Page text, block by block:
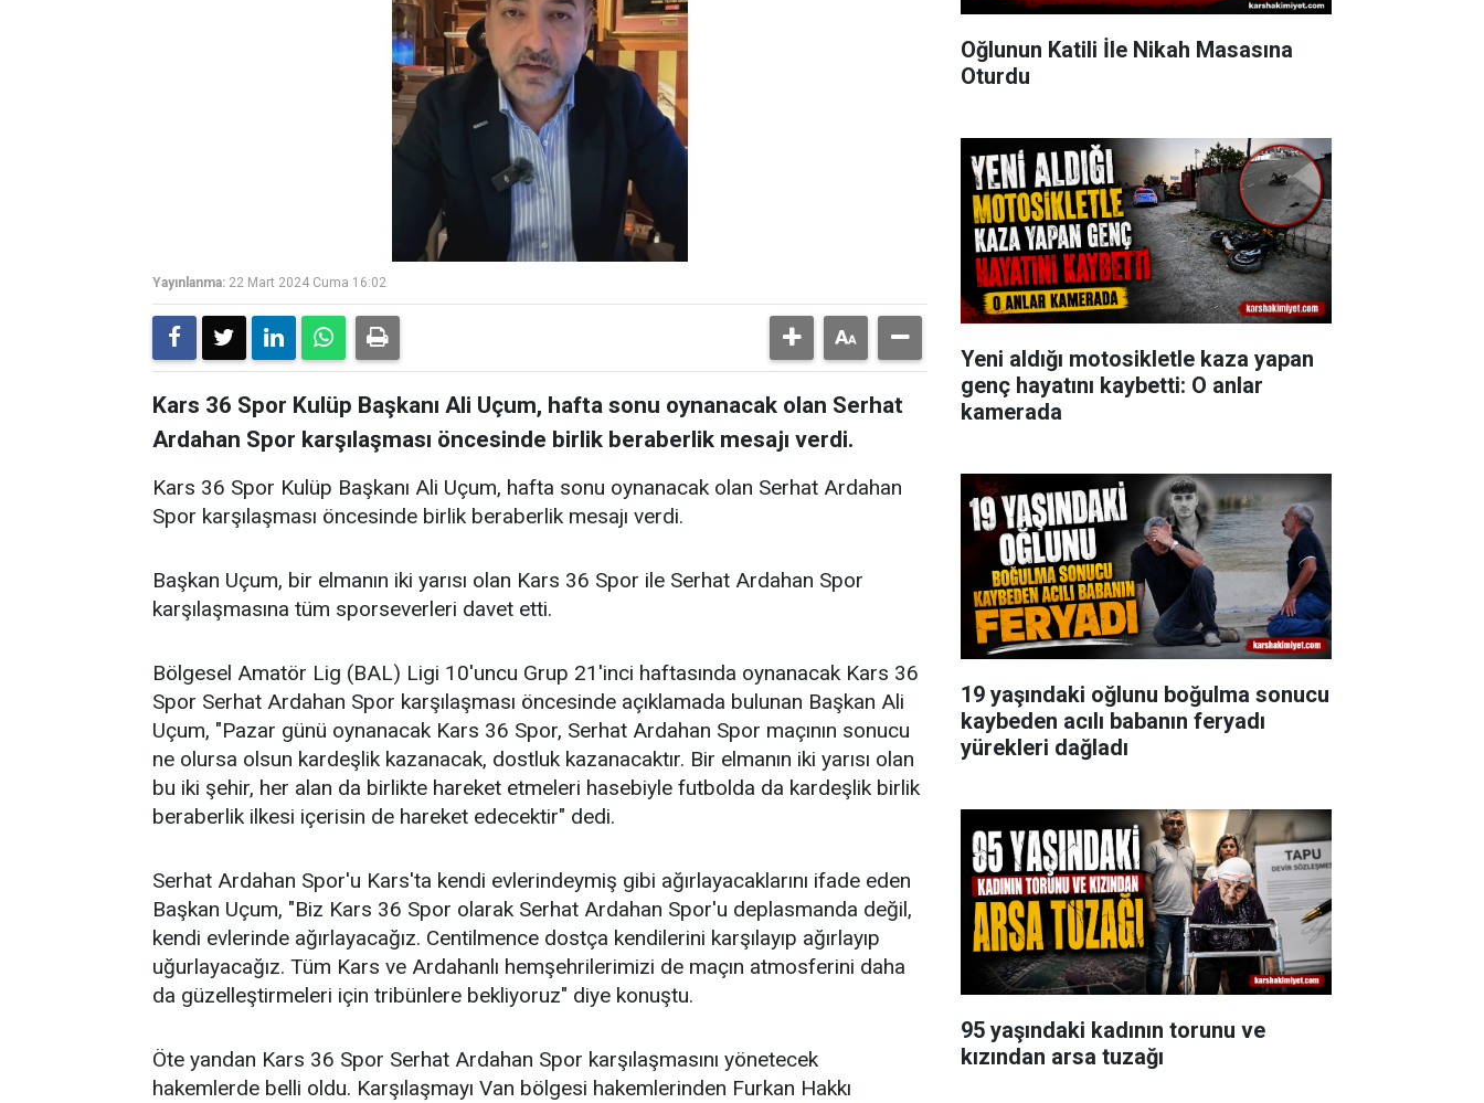
Yayınlanma: 22 Mart 2024 Cuma 16:02
Kars 36 Spor Kulüp Başkanı Ali Uçum, hafta sonu oynanacak olan Serhat
Ardahan Spor karşılaşması öncesinde birlik beraberlik mesajı verdi.
Kars 36 Spor Kulüp Başkanı Ali Uçum, hafta sonu oynanacak olan Serhat Ardahan
Spor karşılaşması öncesinde birlik beraberlik mesajı verdi.
Başkan Uçum, bir elmanın iki yarısı olan Kars 36 Spor ile Serhat Ardahan Spor
karşılaşmasına tüm sporseverleri davet etti.
Bölgesel Amatör Lig (BAL) Ligi 10'uncu Grup 21'inci haftasında oynanacak Kars 36
Spor Serhat Ardahan Spor karşılaşması öncesinde açıklamada bulunan Başkan Ali
Uçum, "Pazar günü oynanacak Kars 36 Spor, Serhat Ardahan Spor maçının sonucu
ne olursa olsun kardeşlik kazanacak, dostluk kazanacaktır. Bir elmanın iki yarısı olan
bu iki şehir, her alan da birlikte hareket etmeleri hasebiyle futbolda da kardeşlik birlik
beraberlik ilkesi içerisin de hareket edecektir" dedi.
Serhat Ardahan Spor'u Kars'ta kendi evlerindeymiş gibi ağırlayacaklarını ifade eden
Başkan Uçum, "Biz Kars 36 Spor olarak Serhat Ardahan Spor'u deplasmanda değil,
kendi evlerinde ağırlayacağız. Centilmence dostça kendilerini karşılayıp ağırlayıp
uğurlayacağız. Tüm Kars ve Ardahanlı hemşehrilerimizi de maçın atmosferini daha
da güzelleştirmeleri için tribünlere bekliyoruz" diye konuştu.
Öte yandan Kars 36 Spor Serhat Ardahan Spor karşılaşmasını yönetecek
hakemlerde belli oldu. Karşılaşmayı Van bölgesi hakemlerinden Furkan Hakkı
Oğlunun Katili İle Nikah Masasına
Oturdu
Yeni aldığı motosikletle kaza yapan
genç hayatını kaybetti: O anlar
kamerada
19 yaşındaki oğlunu boğulma sonucu
kaybeden acılı babanın feryadı
yürekleri dağladı
95 yaşındaki kadının torunu ve
kızından arsa tuzağı